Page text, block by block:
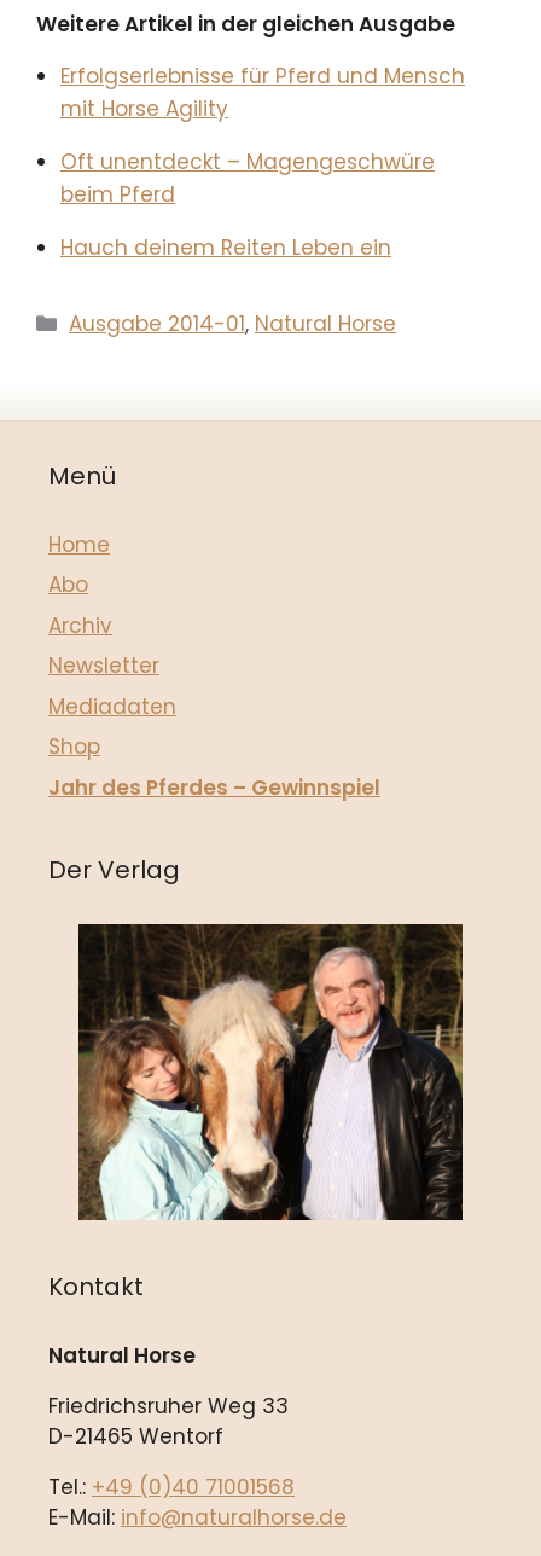
Weitere Artikel in der gleichen Ausgabe
Erfolgserlebnisse für Pferd und Mensch
mit Horse Agility
Oft unentdeckt – Magengeschwüre
beim Pferd
Hauch deinem Reiten Leben ein
Kategorien
Ausgabe 2014-01, Natural Horse
Menü
Home
Abo
Archiv
Newsletter
Mediadaten
Shop
Jahr des Pferdes – Gewinnspiel
Der Verlag
Kontakt
Natural Horse
Friedrichsruher Weg 33
D-21465 Wentorf
Tel.: +49 (0)40 71001568
E-Mail: info@naturalhorse.de